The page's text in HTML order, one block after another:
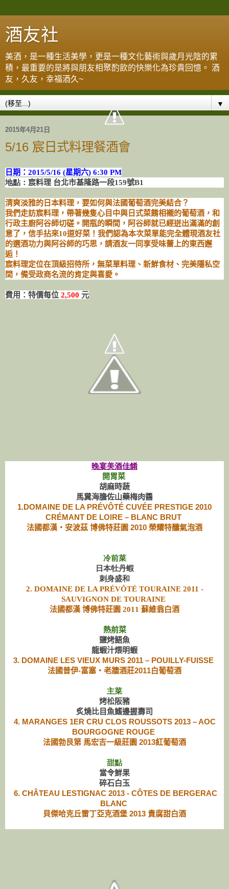
酒友社
美酒，是一種生活美學，更是一種文化藝術與歲月光陰的累
積，最重要的是將與朋友相聚酌飲的快樂化為珍貴回憶。 酒
友，久友，幸福酒久~
▼
2015年4月21日
5/16 宸日式料理餐酒會
日期：2015/5/16 (星期六) 6:30 PM
地點： 宸料理 台北市基隆路一段159號B1
清爽淡雅的日本料理，要如何與法國葡萄酒完美結合？
我們走訪宸料理，帶著幾隻心目中與日式菜餚相襯的葡萄酒，和
行政主廚阿谷師切磋。開瓶的瞬間，阿谷師就已經迸出滿滿的創
意了，信手拈來10道好菜！我們認為本次菜單能完全體現酒友社
的選酒功力與阿谷師的巧思，請酒友一同享受味蕾上的東西邂
逅！
宸料理定位在頂級招待所，無菜單料理、新鮮食材、完美隱私空
間，備受政商名流的肯定與喜愛。
費用：特價每位 2,500 元
晚宴美酒佳餚
開胃菜
胡麻時蔬
馬糞海膽佐山藥梅肉醬
1.DOMAINE DE LA PRÉVÔTÉ CUVÉE PRESTIGE 2010
CRÉMANT DE LOIRE – BLANC BRUT
法國都漢‧安波茲 博佛特莊園 2010 榮耀特釀氣泡酒
冷前菜
日本牡丹蝦
刺身盛和
2. DOMAINE DE LA PRÉVÔTÉ TOURAINE 2011 -
SAUVIGNON DE TOURAINE
法國都漢 博佛特莊園 2011 蘇維翁白酒
熱前菜
鹽烤鯃魚
龍蝦汁煨明蝦
3. DOMAINE LES VIEUX MURS 2011 – POUILLY-FUISSE
法國普伊-富塞‧老牆酒莊2011白葡萄酒
主菜
烤松阪豬
炙燒比目魚鰭邊握壽司
4. MARANGES 1ER CRU CLOS ROUSSOTS 2013 – AOC
BOURGOGNE ROUGE
法國勃艮第 馬宏吉一級莊園 2013紅葡萄酒
甜點
當令鮮果
碎石白玉
6. CHÂTEAU LESTIGNAC 2013 - CÔTES DE BERGERAC
BLANC
貝傑哈克丘雷丁亞克酒堡 2013 貴腐甜白酒